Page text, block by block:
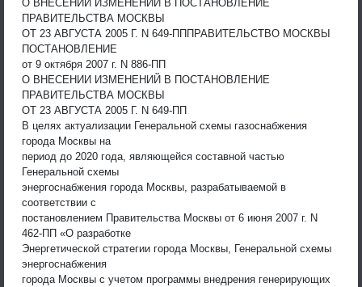
О ВНЕСЕНИИ ИЗМЕНЕНИЙ В ПОСТАНОВЛЕНИЕ
ПРАВИТЕЛЬСТВА МОСКВЫ
ОТ 23 АВГУСТА 2005 Г. N 649-ПППРАВИТЕЛЬСТВО МОСКВЫ
ПОСТАНОВЛЕНИЕ
от 9 октября 2007 г. N 886-ПП
О ВНЕСЕНИИ ИЗМЕНЕНИЙ В ПОСТАНОВЛЕНИЕ
ПРАВИТЕЛЬСТВА МОСКВЫ
ОТ 23 АВГУСТА 2005 Г. N 649-ПП
В целях актуализации Генеральной схемы газоснабжения
города Москвы на
период до 2020 года, являющейся составной частью
Генеральной схемы
энергоснабжения города Москвы, разрабатываемой в
соответствии с
постановлением Правительства Москвы от 6 июня 2007 г. N
462-ПП «О разработке
Энергетической стратегии города Москвы, Генеральной схемы
энергоснабжения
города Москвы с учетом программы внедрения генерирующих